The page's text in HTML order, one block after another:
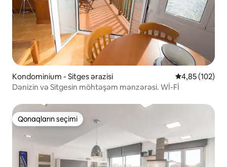
Kondominium - Sitges ərazisi Ortalama
4,85 (102)
Dənizin və Sitgesin möhtəşəm mənzərəsi. Wİ-Fİ
Qonaqların seçimi
Qonaqların seçimi